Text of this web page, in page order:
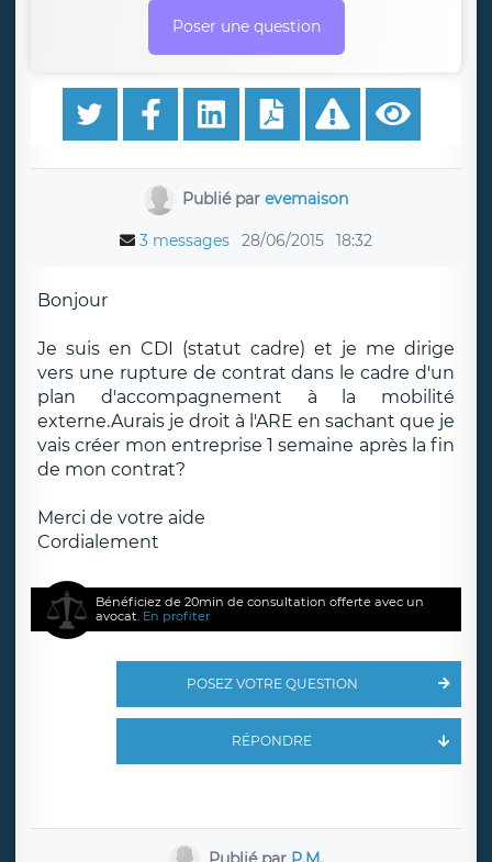
Poser une question
Publié parevemaison
3 messages 28/06/2015 18:32
Bonjour
Je suis en CDI (statut cadre) et je me dirige
vers une rupture de contrat dans le cadre d'un
plan d'accompagnement à la mobilité
externe.Aurais je droit à l'ARE en sachant que je
vais créer mon entreprise 1 semaine après la fin
de mon contrat?
Merci de votre aide
Cordialement
Bénéficiez de 20min de consultation offerte avec un
avocat. En profiter
POSEZ VOTRE QUESTION
RÉPONDRE